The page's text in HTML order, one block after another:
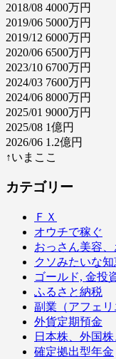
2018/08 4000万円
2019/06 5000万円
2019/12 6000万円
2020/06 6500万円
2023/10 6700万円
2024/03 7600万円
2024/06 8000万円
2025/01 9000万円
2025/08 1億円
2026/06 1.2億円
↑いまここ
カテゴリー
ＦＸ
オウチで稼ぐ
おっさん美容
クソみたいな
ゴールド, 金投
ふるさと納税
副業（アフェ
外貨定期預金
日本株、外国
確定拠出型年金